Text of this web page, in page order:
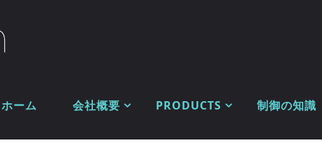
ホーム 会社概要 PRODUCTS 制御の知識